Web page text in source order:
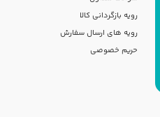
رویه بازگردانی کالا
رویه های ارسال سفارش
حریم خصوصی